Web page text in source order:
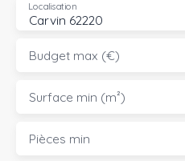
Carvin 62220
Localisation
Budget max (€)
Surface min (m²)
Pièces min